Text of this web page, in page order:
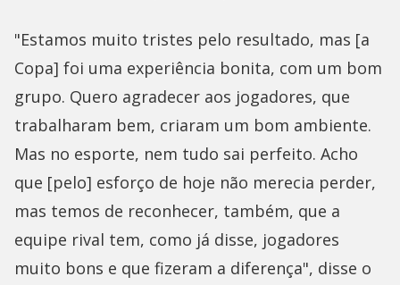
"Estamos muito tristes pelo resultado, mas [a
Copa] foi uma experiência bonita, com um bom
grupo. Quero agradecer aos jogadores, que
trabalharam bem, criaram um bom ambiente.
Mas no esporte, nem tudo sai perfeito. Acho
que [pelo] esforço de hoje não merecia perder,
mas temos de reconhecer, também, que a
equipe rival tem, como já disse, jogadores
muito bons e que fizeram a diferença", disse o